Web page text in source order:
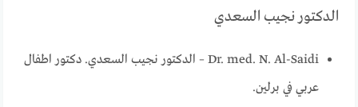
الدكتور نجيب السعدي
Dr. med. N. Al-Saidi – الدكتور نجيب السعدي. دكتور اطفال
عربي في برلين.